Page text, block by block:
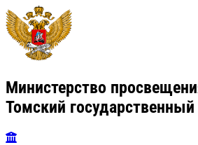
Министерство
Томский государственный